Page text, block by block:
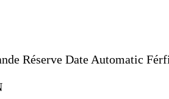
Réserve Date Automatic